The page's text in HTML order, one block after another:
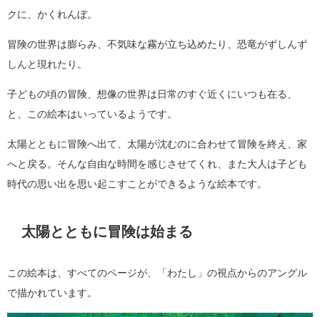
クに、かくれんぼ。
冒険の世界は膨らみ、不気味な霧が立ち込めたり、恐竜がずしんず
しんと現れたり。
子どもの頃の冒険、想像の世界は日常のすぐ近くにいつも在る、
と、この絵本はいっているようです。
太陽とともに冒険へ出て、太陽が沈むのに合わせて冒険を終え、家
へと戻る。そんな自由な時間を感じさせてくれ、また大人は子ども
時代の思い出を思い起こすことができるような絵本です。
太陽とともに冒険は始まる
この絵本は、すべてのページが、「わたし」の視点からのアングル
で描かれています。